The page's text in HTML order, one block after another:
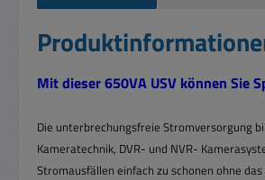
Mit dieser 650VA USV können Sie
Die unterbrechungsfreie Stromversorgung
Kameratechnik, DVR- und NVR-
Stromausfällen einfach zu schonen ohne